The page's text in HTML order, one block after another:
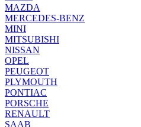
MAZDA
MERCEDES-BENZ
MINI
MITSUBISHI
NISSAN
OPEL
PEUGEOT
PLYMOUTH
PONTIAC
PORSCHE
RENAULT
SAAB